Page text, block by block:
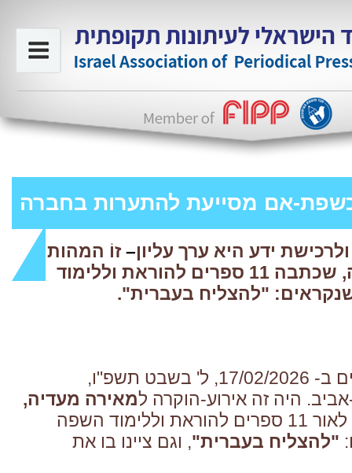
אם מסייעת להתערות בחברה
ידע היא ערך עליון– זוֹ המהות
של מאירה מעדיה, שכתבה 11 ספרים להוראת וללימוד
"להצליח בעברית".
ב- 17/02/2026, ל' בשבט תשפ"ו,
היה זה אירוע-הוקרה למאירה מעדיה,
שכתבה ושהוציאה לאור 11 ספרים להוראת וללימוד השפה
"להצליח בעברית", וגם ציינו בו את